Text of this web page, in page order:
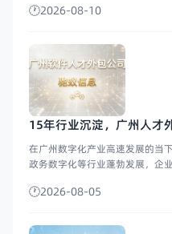
2026-08-10
15年行业沉淀，广州人才
在广州数字化产业高速发展的当
政务数字化等行业蓬勃发展，企
2026-08-05